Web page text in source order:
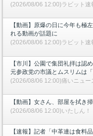
(2026/08/06 12:00)ラビット速
【動画】原爆の日に今年も極
れる動画が話題に
(2026/08/06 12:00)ラビット速
【市川】公園で集団礼拝は
元参政党の市議とムスリムは
(2026/08/06 12:00)痛いニュー
【動画】女さん、部屋を拭き
(2026/08/06 12:00)いたしん！
【速報】記者「中革連は食料